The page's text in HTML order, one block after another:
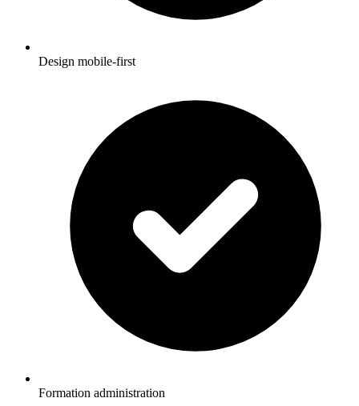
Design mobile-first
Formation administration